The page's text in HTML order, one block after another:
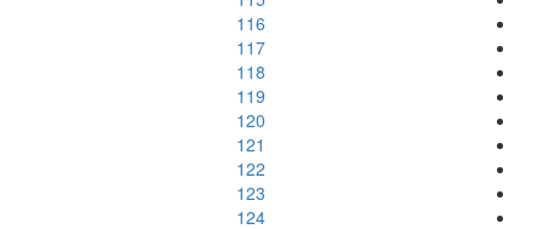
116
117
118
119
120
121
122
123
124